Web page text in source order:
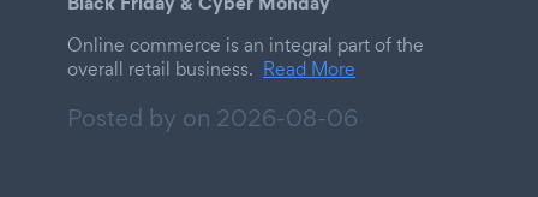
Online commerce is an integral part of the
overall retail business. Read More
Posted by on 2026-08-06